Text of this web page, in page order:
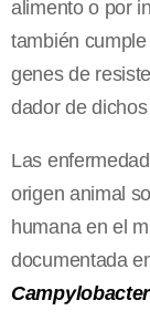
alimento o por
también
genes de
dador de
Las
origen animal
humana en el
documentada